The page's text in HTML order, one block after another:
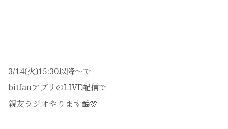
3/14(火)15:30以降〜で
bitfanアプリのLIVE配信で
親友ラジオやります📻🌸